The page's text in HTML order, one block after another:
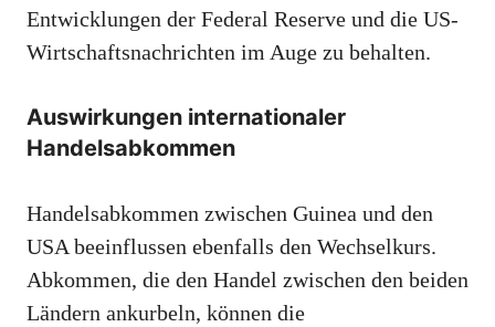
Entwicklungen der Federal Reserve und die US-
Wirtschaftsnachrichten im Auge zu behalten.
Auswirkungen internationaler
Handelsabkommen
Handelsabkommen zwischen Guinea und den
USA beeinflussen ebenfalls den Wechselkurs.
Abkommen, die den Handel zwischen den beiden
Ländern ankurbeln, können die